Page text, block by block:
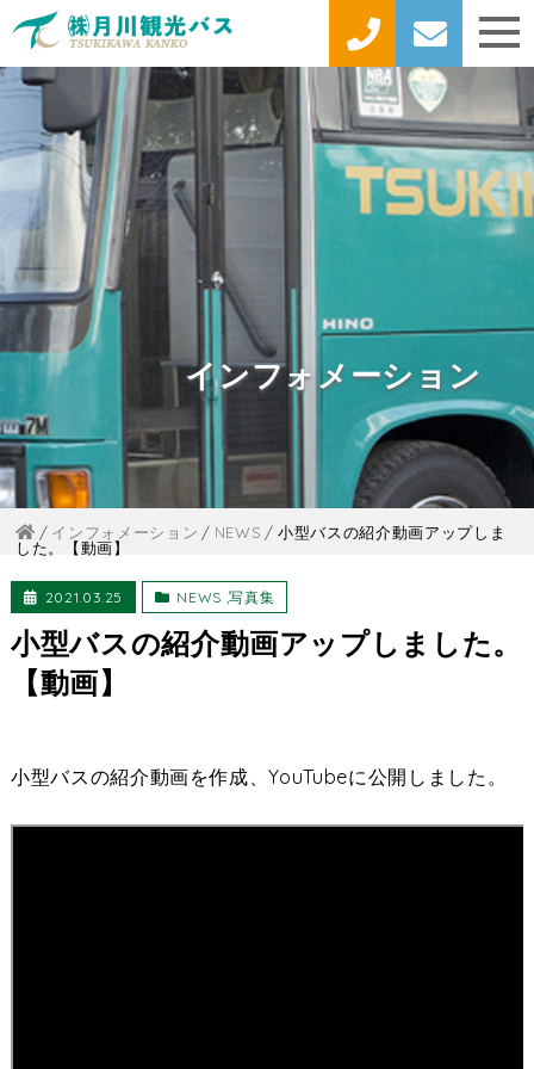
インフォメーション
インフォメーション NEWS
小型バスの紹介動画アップしま
した。【動画】
2021.03.25 NEWS ,写真集
小型バスの紹介動画アップしました。
【動画】
小型バスの紹介動画を作成、YouTubeに公開しました。